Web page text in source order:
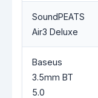
SoundPEATS
Air3 Deluxe
Baseus
3.5mm BT
5.0